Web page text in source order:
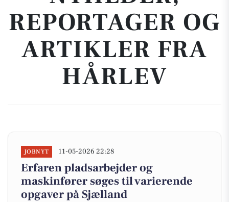
REPORTAGER OG
ARTIKLER FRA
HÅRLEV
JOBNYT 11-05-2026 22:28
Erfaren pladsarbejder og
maskinfører søges til varierende
opgaver på Sjælland